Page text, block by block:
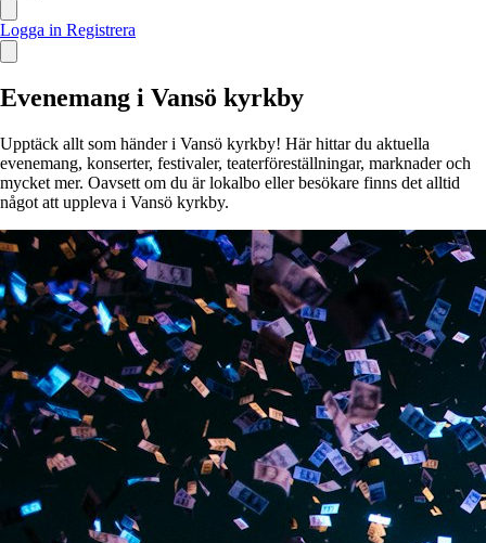
Logga in Registrera
Evenemang i Vansö kyrkby
Upptäck allt som händer i Vansö kyrkby! Här hittar du aktuella
evenemang, konserter, festivaler, teaterföreställningar, marknader och
mycket mer. Oavsett om du är lokalbo eller besökare finns det alltid
något att uppleva i Vansö kyrkby.